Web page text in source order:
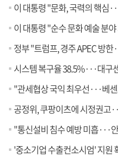
이 대통령 "문화, 국력의 핵심···
이 대통령 "순수 문화 예술 분
정부 "트럼프, 경주 APEC 방
시스템 복구율 38.5%···대구
"관세협상 국익 최우선···베
공정위, 쿠팡이츠에 시정권고···"
"통신설비 침수 예방 미흡···
'중소기업 수출컨소시엄' 지원